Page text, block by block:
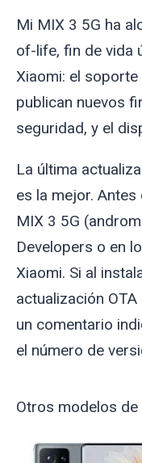
Mi MIX 3 5G ha
of-life, fin de vida
Xiaomi: el
publican nuevos
seguridad, y el
La última
es la mejor.
MIX 3 5G (
Developers o en
Xiaomi. Si al
actualización
un comentario
el número de
Otros modelos de